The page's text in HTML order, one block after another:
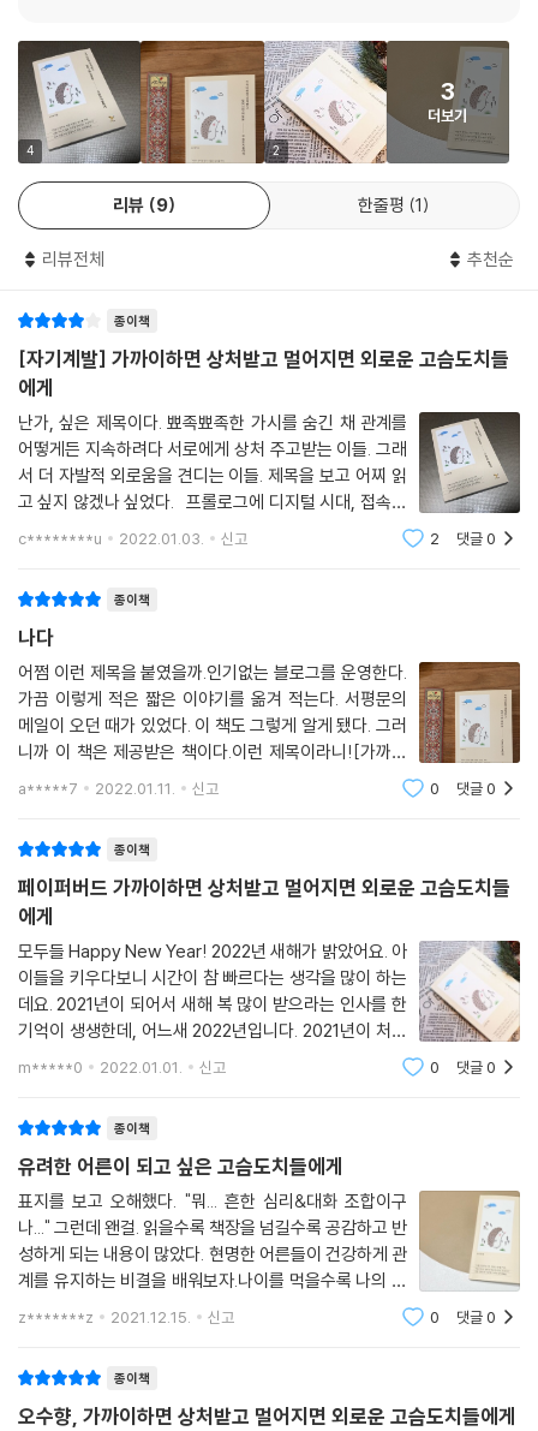
코로나19로 집에서 지내는 시간이 길어지고, 업무도 대화도 메신저로만
하다 보니 상대방의 말투는 어떤지, 무슨 표정을 짓고 있는지 알기 어려워
졌다. 백신으로 인해 다시 사무실로 출근하고, 사람들을 만나게 됐지만 비
대면으로 나누던 이야기를 막상 얼굴을 보고 하려니 힘들다고 느끼는 사람
들도 많아졌다. 오히려 혼자 지내는 것이 낫다고 생각해 매일 ‘집-회사-
집’으로 똑같은 루트를 반복하지만, SNS라도 접속해 함께하며 즐거워하
는 사람들의 모습을 보면 부러운 감정이 든다. 사람은 언제까지고 혼자일
점 외로워지지만 대화가 어렵다고 느끼는 현대인에게 필요한 솔루션을 담
수 있을 것이다.
4 2
3
더보기
리뷰 9 한줄평 1
리뷰전체 추천순
종이책
[자기계발] 가까이하면 상처받고 멀어지면 외로운 고슴도치들
에​게
난가, 싶은 제목이다. 뾰족뾰족한 가시를 숨긴 채 관계를
어떻게든 지속하려다 서로에게 상처 주고받는 이들. 그래
서 더 자발적 외로움을 견디는 이들. 제목을 보고 어찌 읽
고 싶지 않겠나 싶었다. 프롤로그에 디지털 시대, 접속만
으로도 쉽게 만날 수 있지만 정작 만남이 그리운 시대, 라
c********u 2022.01.03. 신고 2 댓글0
종이책
나다
어쩜 이런 제목을 붙였을까.인기없는 블로그를 운영한다.
가끔 이렇게 적은 짧은 이야기를 옮겨 적는다. 서평문의
메일이 오던 때가 있었다. 이 책도 그렇게 알게 됐다. 그러
니까 이 책은 제공받은 책이다.이런 제목이라니![가까이
하면 상처받고 멀어지면 외로운 고슴도치들에게]제목이
a*****7 2022.01.11. 신고 0 댓글0
종이책
페이퍼버드 가까이하면 상처받고 멀어지면 외로운 고슴도치들
에게
모두들 Happy New Year! 2022년 새해가 밝았어요. 아
이들을 키우다보니 시간이 참 빠르다는 생각을 많이 하는
데요. 2021년이 되어서 새해 복 많이 받으라는 인사를 한
기억이 생생한데, 어느새 2022년입니다. 2021년이 처음
시작된 날 저는 이때정도면 우리를 괴롭힌 코로나19에서
m*****0 2022.01.01. 신고 0 댓글0
종이책
유려한 어른이 되고 싶은 고슴도치들에게
표지를 보고 오해했다. "뭐... 흔한 심리&대화 조합이구
나..." 그런데 왠걸. 읽을수록 책장을 넘길수록 공감하고 반
성하게 되는 내용이 많았다. 현명한 어른들이 건강하게 관
계를 유지하는 비결을 배워보자.나이를 먹을수록 나의 허
물을 덮어줄만큼 막역한 벗이 줄어들고 상부상조를 위해
z*******z 2021.12.15. 신고 0 댓글0
종이책
오수향, 가까이하면 상처받고 멀어지면 외로운 고슴도치들에게